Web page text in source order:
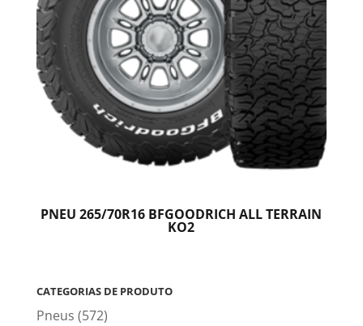
PNEU 265/70R16 BFGOODRICH ALL TERRAIN
KO2
CATEGORIAS DE PRODUTO
Pneus (572)